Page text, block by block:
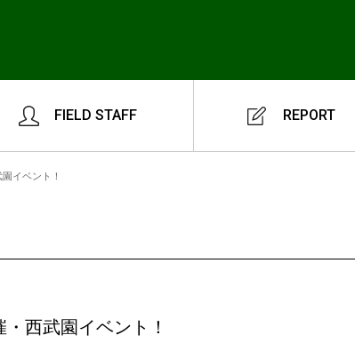
FIELD STAFF REPORT
イベント！
西武園イベント！